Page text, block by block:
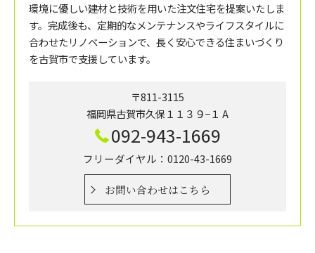
環境に優しい建材と技術を用いた注文住宅を提案いたしま
す。完成後も、定期的なメンテナンスやライフスタイルに
合わせたリノベーションで、長く安心できる住まいづくり
を古賀市で支援しています。
〒811-3115
福岡県古賀市久保１１３９−１ A
092-943-1669
フリーダイヤル：0120-43-1669
お問い合わせはこちら